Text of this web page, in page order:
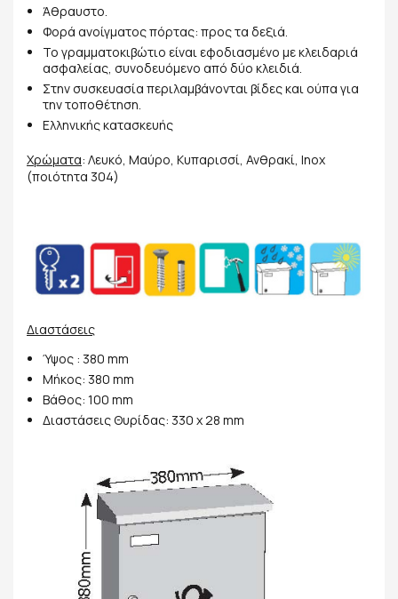
Άθραυστο.
Φορά ανοίγματος πόρτας: προς τα δεξιά.
Το γραμματοκιβώτιο είναι εφοδιασμένο με κλειδαριά
ασφαλείας, συνοδευόμενο από δύο κλειδιά.
Στην συσκευασία περιλαμβάνονται βίδες και ούπα για
την τοποθέτηση.
Ελληνικής κατασκευής
Χρώματα: Λευκό, Μαύρο, Κυπαρισσί, Ανθρακί, Inox
(ποιότητα 304)
Διαστάσεις
Ύψος : 380 mm
Μήκος: 380 mm
Βάθος: 100 mm
Διαστάσεις Θυρίδας: 330 x 28 mm